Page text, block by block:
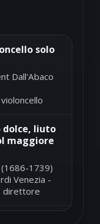
solo
Dall'Abaco
dolce, liuto
maggiore
1739)
Venezia -
direttore